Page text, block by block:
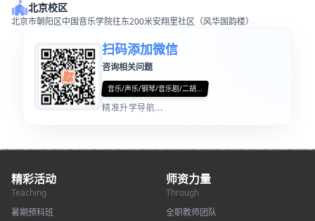
北京校区
北京市朝阳区中国音乐学院往东200米安翔里社区（风华国韵楼）
扫码添加微信
咨询相关问题
音乐/声乐/钢琴/音乐剧/二胡...
精准升学导航...
精彩活动
Teaching
暑期预科班
师资力量
Through
全职教师团队